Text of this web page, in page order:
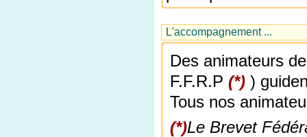
L'accompagnement ...
Des animateurs
F.F.R.P (*) )
Tous nos
(*)Le Brevet